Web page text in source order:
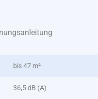
bis 47 m²
36,5 dB (A)